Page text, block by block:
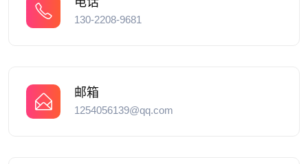
130-2208-9681
邮箱
1254056139@qq.com